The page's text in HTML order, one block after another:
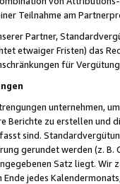
Teilnahme am
Partner,
etwaiger Fristen) das
für
unternehmen,
Berichte zu erstellen und
sind.
gerundet werden (z.
Satz liegt.
jedes